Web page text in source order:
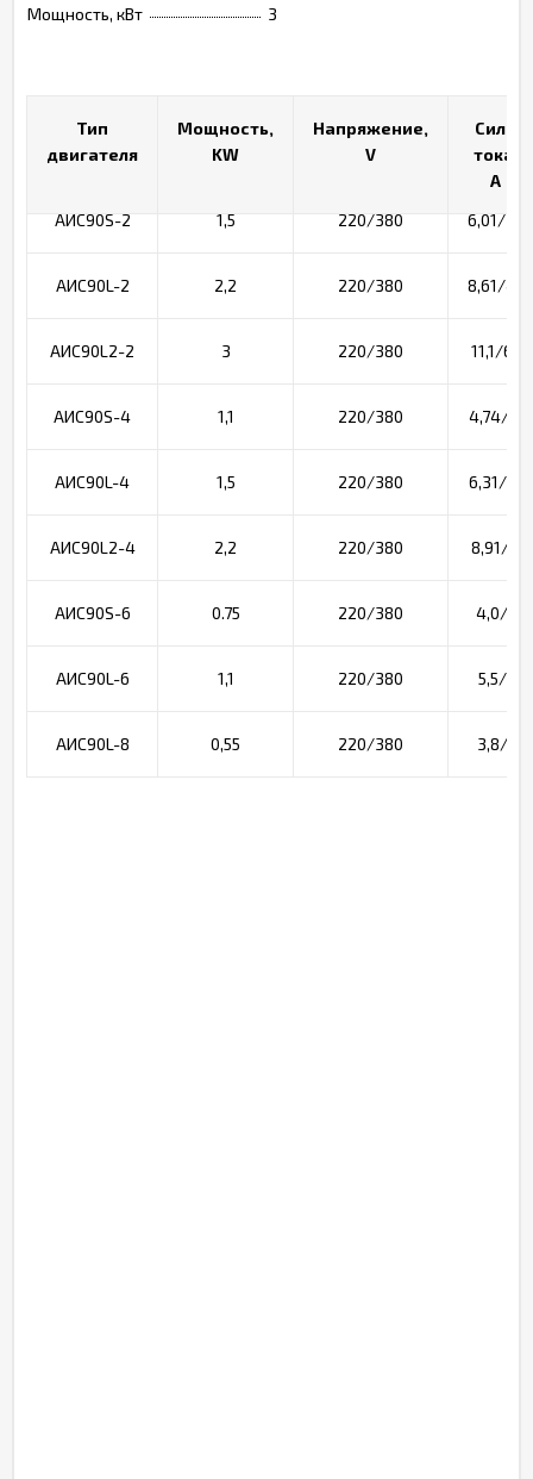
Мощность, кВт
3
Тип
двигателя
Мощность,
KW
Напряжение,
V
Сила
тока, A
АИС90S-2 1,5 220/380 6,01/
АИС90L-2 2,2 220/380 8,61/
АИС90L2-2 3 220/380 11,1/
АИС90S-4 1,1 220/380 4,74/
АИС90L-4 1,5 220/380 6,31/
АИС90L2-4 2,2 220/380 8,91/
АИС90S-6 0.75 220/380 4,0/2,3
АИС90L-6 1,1 220/380 5,5/3,2
АИС90L-8 0,55 220/380 3,8/2,2
Тип
двигателя
Мощность,
KW
Напряжение,
V
Сила
тока,
A